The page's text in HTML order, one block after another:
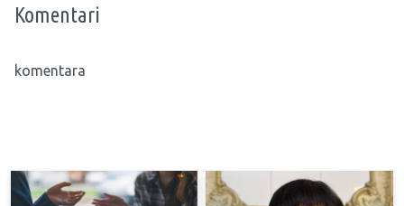
Komentari
komentara